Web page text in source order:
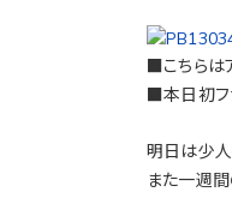
■こちらは
■本日初フ
明日は少
また一週